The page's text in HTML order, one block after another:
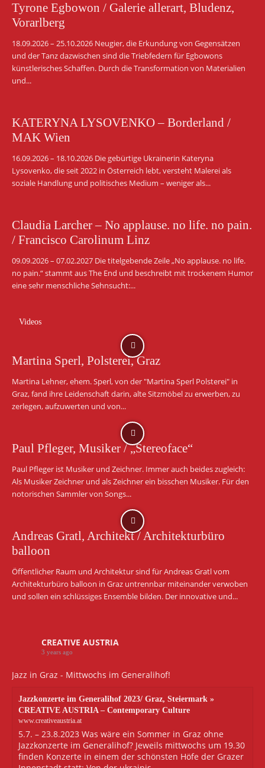
Tyrone Egbowon / Galerie allerart, Bludenz,
Vorarlberg
18.09.2026 – 25.10.2026 Neugier, die Erkundung von Gegensätzen
und der Tanz dazwischen sind die Triebfedern für Egbowons
künstlerisches Schaffen. Durch die Transformation von Materialien
und...
KATERYNA LYSOVENKO – Borderland /
MAK Wien
16.09.2026 – 18.10.2026 Die gebürtige Ukrainerin Kateryna
Lysovenko, die seit 2022 in Österreich lebt, versteht Malerei als
soziale Handlung und politisches Medium – weniger als...
Claudia Larcher – No applause. no life. no pain.
/ Francisco Carolinum Linz
09.09.2026 – 07.02.2027 Die titelgebende Zeile „No applause. no life.
no pain.“ stammt aus The End und beschreibt mit trockenem Humor
eine sehr menschliche Sehnsucht:...
Videos
Martina Sperl, Polsterei, Graz
Martina Lehner, ehem. Sperl, von der "Martina Sperl Polsterei" in
Graz, fand ihre Leidenschaft darin, alte Sitzmöbel zu erwerben, zu
zerlegen, aufzuwerten und von...
Paul Pfleger, Musiker / „Stereoface“
Paul Pfleger ist Musiker und Zeichner. Immer auch beides zugleich:
Als Musiker Zeichner und als Zeichner ein bisschen Musiker. Für den
notorischen Sammler von Songs...
Andreas Gratl, Architekt / Architekturbüro
balloon
Öffentlicher Raum und Architektur sind für Andreas Gratl vom
Architekturbüro balloon in Graz untrennbar miteinander verwoben
und sollen ein schlüssiges Ensemble bilden. Der innovative und...
CREATIVE AUSTRIA
3 years ago
Jazz in Graz - Mittwochs im Generalihof!
Jazzkonzerte im Generalihof 2023/ Graz, Steiermark »
CREATIVE AUSTRIA – Contemporary Culture
www.creativeaustria.at
5.7. – 23.8.2023 Was wäre ein Sommer in Graz ohne
Jazzkonzerte im Generalihof? Jeweils mittwochs um 19.30
finden Konzerte in einem der schönsten Höfe der Grazer